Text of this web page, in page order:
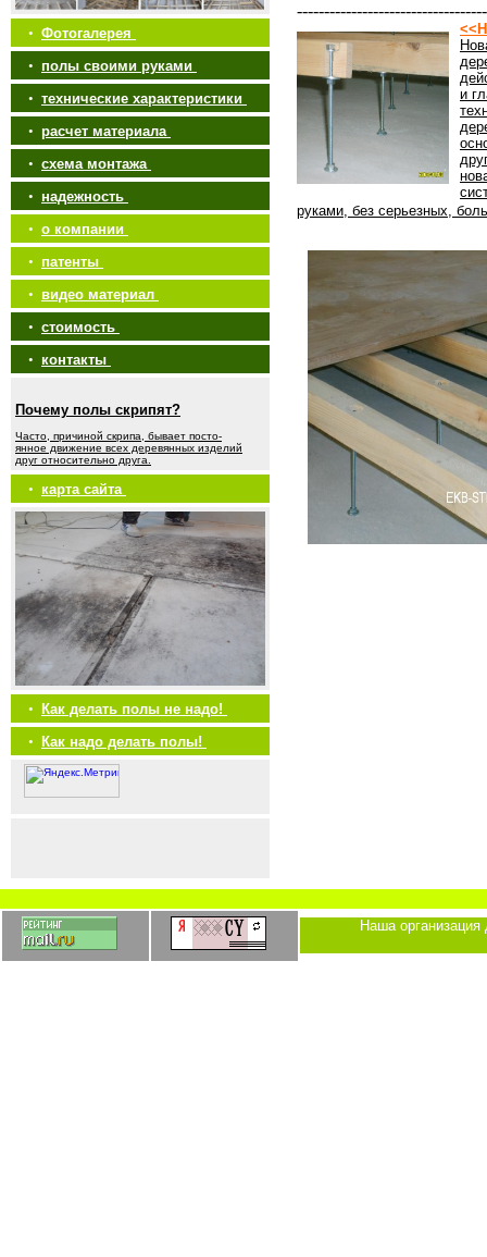
• Фотогалерея
• полы своими руками
• технические характеристики
• расчет материала
• схема монтажа
• надежность
• о компании
• патенты
• видео материал
• стоимость
• контакты
Почему полы скрипят?
Часто, причиной скрипа, бывает посто-
янное движение всех деревянных изделий
друг относительно друга.
• карта сайта
•
Как делать полы не надо!
•
Как надо делать полы!
и
руками, без серьезных,
Наша